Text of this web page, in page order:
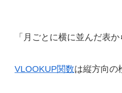
「月ごとに横に並んだ表
VLOOKUP関数は縦方向の